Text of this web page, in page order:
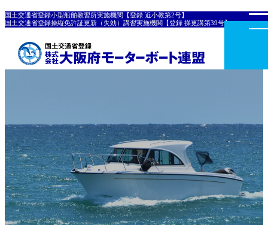
国土交通省登録小型船舶教習所実施機関【登録 近小教第2号】
国土交通省登録操縦免許証更新（失効）講習実施機関【登録 操更講第39号】